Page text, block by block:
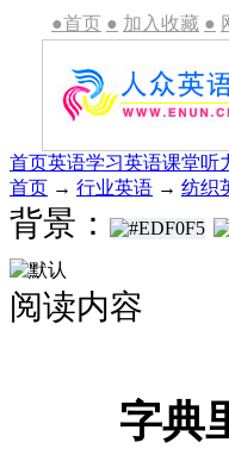
●首页 ● 加入收藏 ●
首页英语学习英语课堂听
首页 → 行业英语 → 纺织
背景：
阅读内容
字典